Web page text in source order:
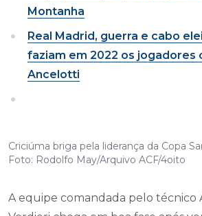
Montanha
Real Madrid, guerra e cabo
faziam em 2022 os jogadores
Ancelotti
Criciúma briga pela liderança da Copa
Foto: Rodolfo May/Arquivo ACF/4oito
A equipe comandada pelo técnico